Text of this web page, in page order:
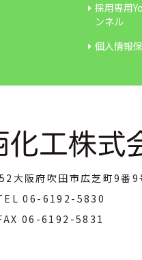
採用専用
ンネル
個人情報
大阪府吹田市広芝町9番9
06-6192-5830
06-6192-5831